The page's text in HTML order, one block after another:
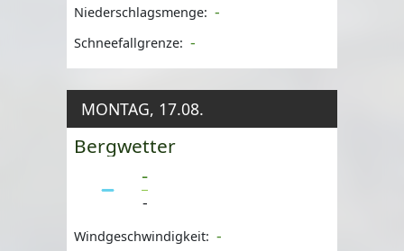
Niederschlagsmenge: -
Schneefallgrenze: -
MONTAG, 17.08.
Bergwetter
-
-
Windgeschwindigkeit: -